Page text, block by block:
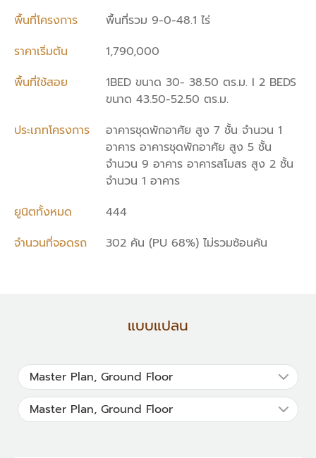
พื้นที่โครงการ
พื้นที่รวม 9-0-48.1 ไร่
ราคาเริ่มต้น
1,790,000
พื้นที่ใช้สอย
1BED ขนาด 30- 38.50 ตร.ม. I 2 BEDS
ขนาด 43.50-52.50 ตร.ม.
ประเภทโครงการ
อาคารชุดพักอาศัย สูง 7 ชั้น จำนวน 1
อาคาร อาคารชุดพักอาศัย สูง 5 ชั้น
จำนวน 9 อาคาร อาคารสโมสร สูง 2 ชั้น
จำนวน 1 อาคาร
ยูนิตทั้งหมด
444
จำนวนที่จอดรถ
302 คัน (PU 68%) ไม่รวมซ้อนคัน
แบบแปลน